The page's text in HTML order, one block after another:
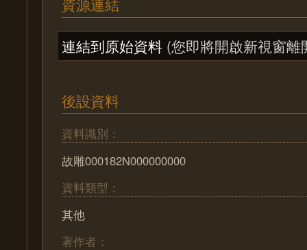
連結到原始資料 (您即將開啟新視窗離
後設資料
資料識別：
故雕000182N000000000
資料類型：
其他
著作者：